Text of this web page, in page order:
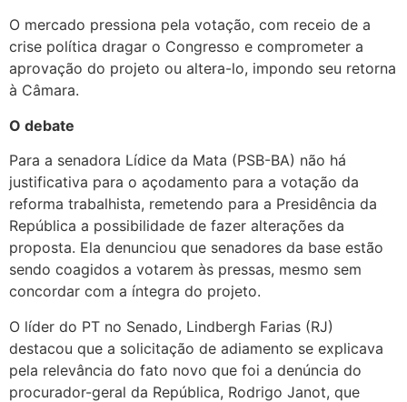
O mercado pressiona pela votação, com receio de a
crise política dragar o Congresso e comprometer a
aprovação do projeto ou altera-lo, impondo seu retorna
à Câmara.
O debate
Para a senadora Lídice da Mata (PSB-BA) não há
justificativa para o açodamento para a votação da
reforma trabalhista, remetendo para a Presidência da
República a possibilidade de fazer alterações da
proposta. Ela denunciou que senadores da base estão
sendo coagidos a votarem às pressas, mesmo sem
concordar com a íntegra do projeto.
O líder do PT no Senado, Lindbergh Farias (RJ)
destacou que a solicitação de adiamento se explicava
pela relevância do fato novo que foi a denúncia do
procurador-geral da República, Rodrigo Janot, que